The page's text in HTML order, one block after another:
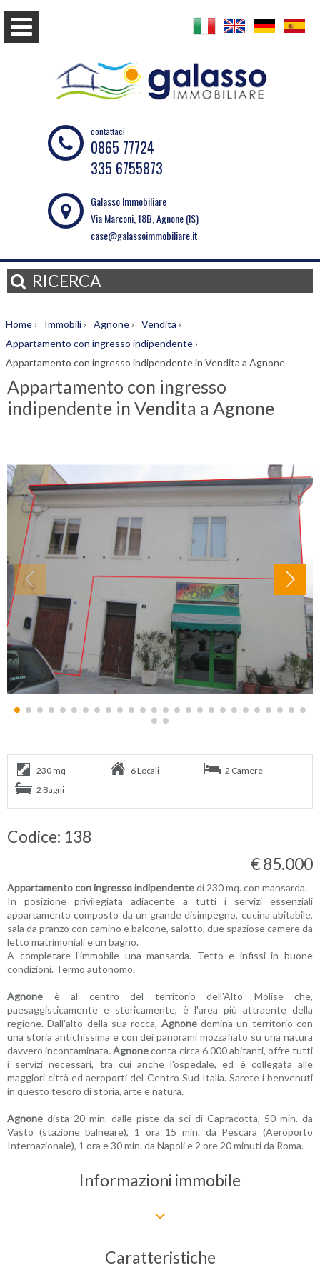
contattaci
0865 77724
335 6755873
Galasso Immobiliare
Via Marconi, 18B, Agnone (IS)
case@galassoimmobiliare.it
RICERCA
Home› Immobili› Agnone› Vendita ›
Appartamento con ingresso indipendente›
Appartamento con ingresso indipendente in Vendita a Agnone
Appartamento con ingresso
indipendente in Vendita a Agnone
230 mq 6 Locali
2 Camere
2 Bagni
Codice: 138
€ 85.000
Appartamento con ingresso indipendentedi 230 mq. con mansarda.
In posizione privilegiata adiacente a tutti i servizi essenziali
appartamento composto da un grande disimpegno, cucina abitabile,
sala da pranzo con camino e balcone, salotto, due spaziose camere da
letto matrimoniali e un bagno.
A completare l'immobile una mansarda. Tetto e infissi in buone
condizioni. Termo autonomo.
Agnone è al centro del territorio dell'Alto Molise che,
paesaggisticamente e storicamente, è l'area più attraente della
regione. Dall'alto della sua rocca, Agnonedomina un territorio con
una storia antichissima e con dei panorami mozzafiato su una natura
davvero incontaminata.Agnoneconta circa 6.000 abitanti, offre tutti
i servizi necessari, tra cui anche l'ospedale, ed è collegata alle
maggiori città ed aeroporti del Centro Sud Italia. Sarete i benvenuti
in questo tesoro di storia, arte e natura.
Agnone dista 20 min. dalle piste da sci di Capracotta, 50 min. da
Vasto (stazione balneare), 1 ora 15 min. da Pescara (Aeroporto
Internazionale), 1 ora e 30 min. da Napoli e 2 ore 20 minuti da Roma.
Informazioni immobile
Caratteristiche